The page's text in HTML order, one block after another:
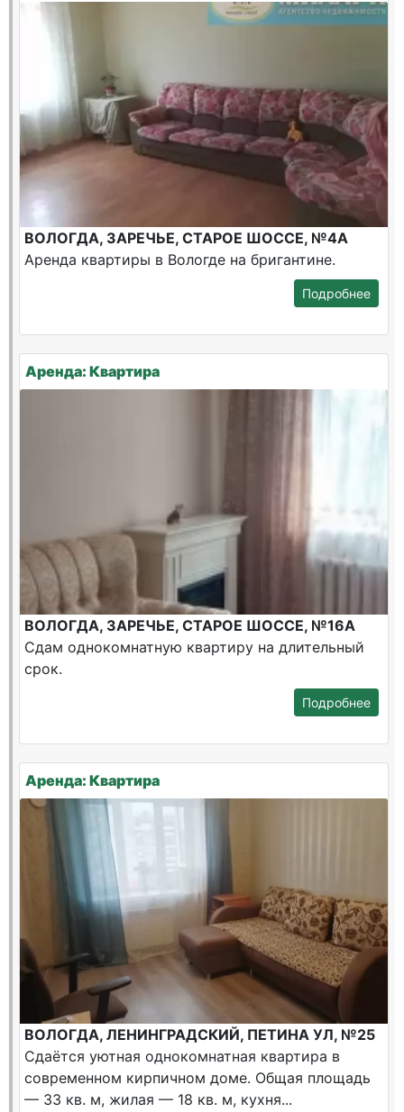
ВОЛОГДА, ЗАРЕЧЬЕ, СТАРОЕ ШОССЕ, №4А
Аренда квартиры в Вологде на бригантине.
Подробнее
Аренда: Квартира
ВОЛОГДА, ЗАРЕЧЬЕ, СТАРОЕ ШОССЕ, №16А
Сдам однокомнатную квартиру на длительный
срок.
Подробнее
Аренда: Квартира
ВОЛОГДА, ЛЕНИНГРАДСКИЙ, ПЕТИНА УЛ, №25
Сдаётся уютная однокомнатная квартира в
современном кирпичном доме. Общая площадь
— 33 кв. м, жилая — 18 кв. м, кухня...